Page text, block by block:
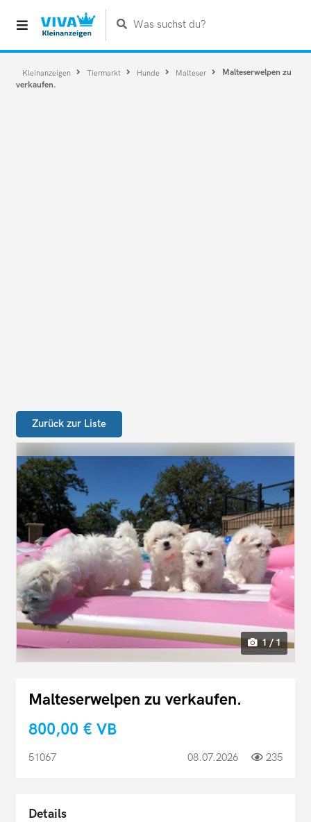
Was suchst du?
Kleinanzeigen Tiermarkt Hunde Malteser
Malteserwelpen zu
verkaufen.
Zurück zur Liste
1 / 1
Malteserwelpen zu verkaufen.
800,00 € VB
51067 08.07.2026 235
Details